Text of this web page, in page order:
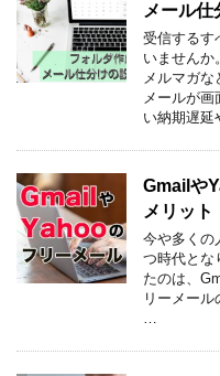
メール仕
受信するす
いませんか
メルマガ
メールが画
い納期遅
Gmailや
メリット
今や多くの
つ時代とな
たのは、
リーメー
…